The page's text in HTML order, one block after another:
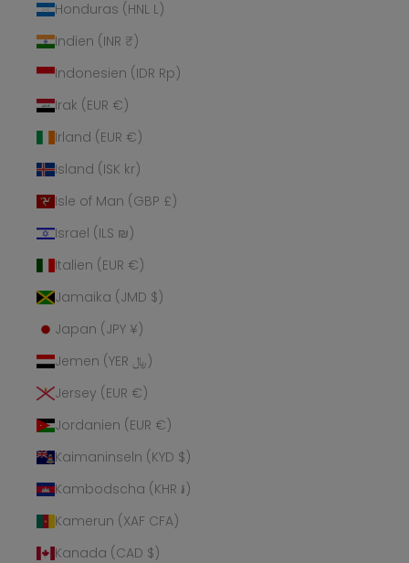
Honduras (HNL L)
Indien (INR ₹)
Indonesien (IDR Rp)
Irak (EUR €)
Irland (EUR €)
Island (ISK kr)
Isle of Man (GBP £)
Israel (ILS ₪)
Italien (EUR €)
Jamaika (JMD $)
Japan (JPY ¥)
Jemen (YER ﷼)
Jersey (EUR €)
Jordanien (EUR €)
Kaimaninseln (KYD $)
Kambodscha (KHR ៛)
Kamerun (XAF CFA)
Kanada (CAD $)